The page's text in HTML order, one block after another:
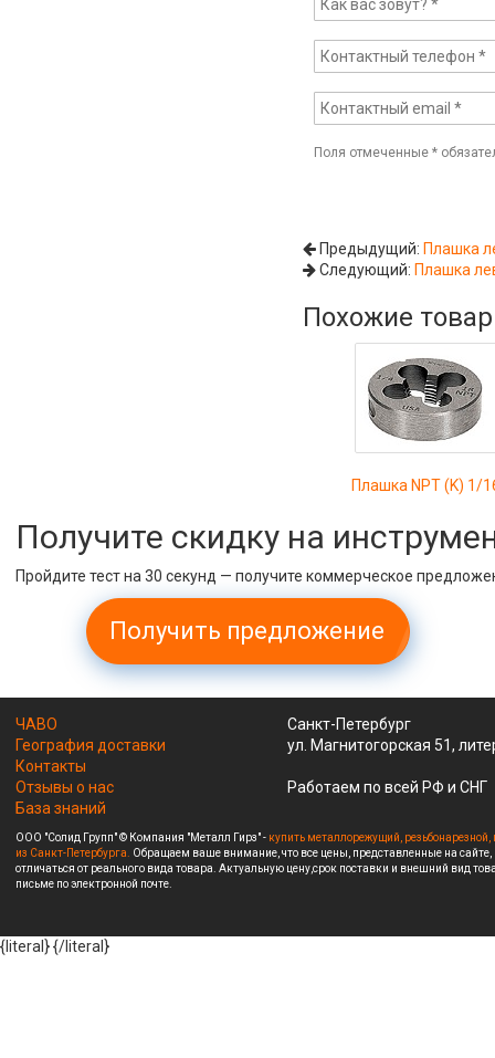
Поля отмеченные*
Предыдущий: Плашка
Следующий: Плашка
Похожие
Плашка NPT (K) 1/
Получите скидку на
Пройдите тест на 30 секунд — получите коммерческое
Получить предложение
ЧАВО
География доставки
Контакты
Отзывы о нас
База знаний
Санкт-Петербург
ул. Магнитогорская 51,
Работаем по всей РФ и СНГ
ООО "Солид Групп" © Компания "Металл Гирз" - купить металлорежущий,
из Санкт-Петербурга. Обращаем ваше внимание, что все цены, представленные на
отличаться от реального вида товара. Актуальную цену,срок поставки и внешний вид
письме по электронной почте.
{literal}{/literal}